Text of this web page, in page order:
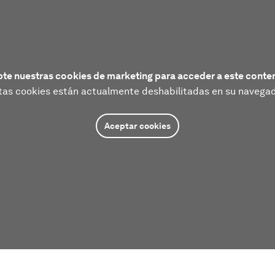
nuestras cookies de marketing para acceder a este
cookies están actualmente deshabilitadas en su
Aceptar cookies